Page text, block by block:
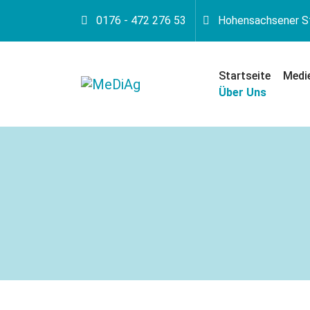
0176 - 472 276 53 Hohensachsener
Startseite
Über Uns